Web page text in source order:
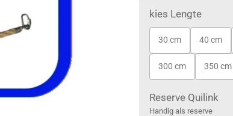
kies Lengte
30 cm 40 cm
300 cm 350 cm
Reserve Quilink
Handig als reserve